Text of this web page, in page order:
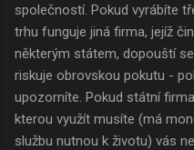
společností. Pokud vyrábíte
trhu funguje jiná firma, jejíž
některým státem, dopouští
riskuje obrovskou pokutu -
upozorníte. Pokud státní
kterou využít musíte (má
službu nutnou k životu) vás